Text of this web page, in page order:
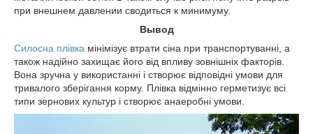
при внешнем давлении сводиться к минимуму.
Вывод
Силосна плівка мінімізує втрати сіна при транспортуванні, а
також надійно захищає його від впливу зовнішніх факторів.
Вона зручна у використанні і створює відповідні умови для
тривалого зберігання корму. Плівка відмінно герметизує всі
типи зернових культур і створює анаеробні умови.